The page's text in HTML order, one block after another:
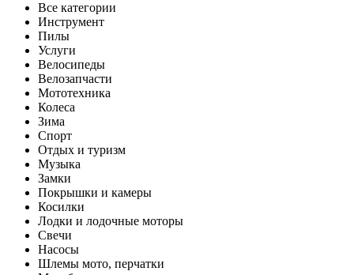
Все категории
Инструмент
Пилы
Услуги
Велосипеды
Велозапчасти
Мототехника
Колеса
Зима
Спорт
Отдых и туризм
Музыка
Замки
Покрышки и камеры
Косилки
Лодки и лодочные моторы
Свечи
Насосы
Шлемы мото, перчатки